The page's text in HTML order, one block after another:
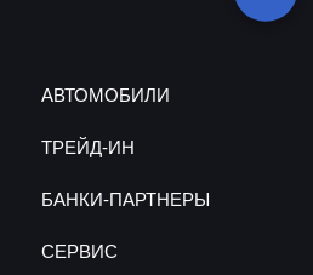
АВТОМОБИЛИ
ТРЕЙД-ИН
БАНКИ-ПАРТНЕРЫ
СЕРВИС